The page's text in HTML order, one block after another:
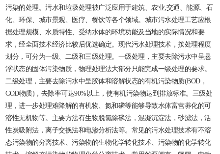
污染的处理。污水和垃圾处理被广泛应用于建筑、农业,交通、能源、石
化、环保、城市景观、医疗、餐饮等各个领域。城市污水处理工艺应根
据处理规模、水质特性、受纳水体的环境功能及当地的实际情况和要
求，经全面技术经济比较后优选确定。现代污水处理技术，按处理程度
划分，可分为一级、二级和三级处理。一级处理，主要去除污水中呈悬
浮状态的固体污染物质，物理处理法大部分只能完成一级处理的要求。
二级处理，主要去除污水中呈胶体和溶解状态的有机污染物质(BOD，
COD物质)，去除率可达90%以上，使有机污染物达到排放标准。三级处
理，进一步处理难降解的有机物、氮和磷等能够导致水体富营养化的可
溶性无机物等。主要方法有生物脱氮除磷法，混凝沉淀法，砂滤法，活
性炭吸附法，离子交换法和电渗分析法等。常见的污水处理技术有不溶
态污染物的分离技术、污染物的生物化学转化技术、污染物的化学转化